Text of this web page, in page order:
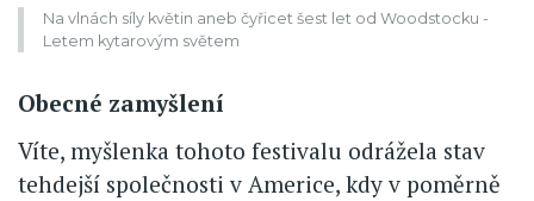
Na vlnách síly květin aneb čyřicet šest let od Woodstocku -
Letem kytarovým světem
Obecné zamyšlení
Víte, myšlenka tohoto festivalu odrážela stav
tehdejší společnosti v Americe, kdy v poměrně